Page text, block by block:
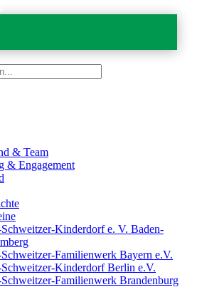
& Team
& Engagement
Kinderdorf e. V. Baden-
Familienwerk Bayern e.V.
Kinderdorf Berlin e.V.
Familienwerk Brandenburg